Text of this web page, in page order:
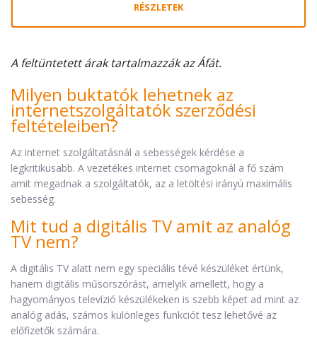
RÉSZLETEK
A feltüntetett árak tartalmazzák az Áfát.
Milyen buktatók lehetnek az
internetszolgáltatók szerződési
feltételeiben?
Az internet szolgáltatásnál a sebességek kérdése a
legkritikusabb. A vezetékes internet csomagoknál a fő szám
amit megadnak a szolgáltatók, az a letöltési irányú maximális
sebesség.
Mit tud a digitális TV amit az analóg
TV nem?
A digitális TV alatt nem egy speciális tévé készüléket értünk,
hanem digitális műsorszórást, amelyik amellett, hogy a
hagyományos televízió készülékeken is szebb képet ad mint az
analóg adás, számos különleges funkciót tesz lehetővé az
előfizetők számára.